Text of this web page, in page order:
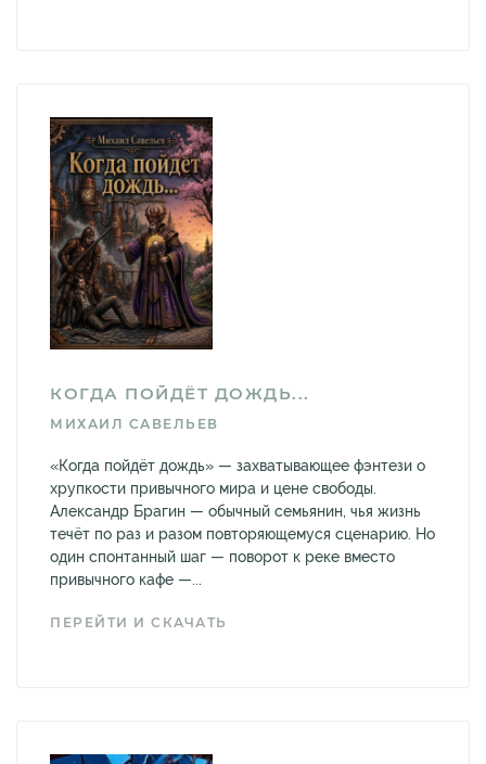
КОГДА ПОЙДЁТ ДОЖДЬ...
МИХАИЛ САВЕЛЬЕВ
«Когда пойдёт дождь» — захватывающее фэнтези о
хрупкости привычного мира и цене свободы.
Александр Брагин — обычный семьянин, чья жизнь
течёт по раз и разом повторяющемуся сценарию. Но
один спонтанный шаг — поворот к реке вместо
привычного кафе —...
ПЕРЕЙТИ И СКАЧАТЬ